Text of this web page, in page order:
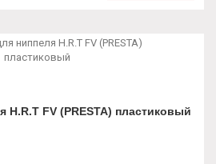
H.R.T FV (PRESTA) пластиковый